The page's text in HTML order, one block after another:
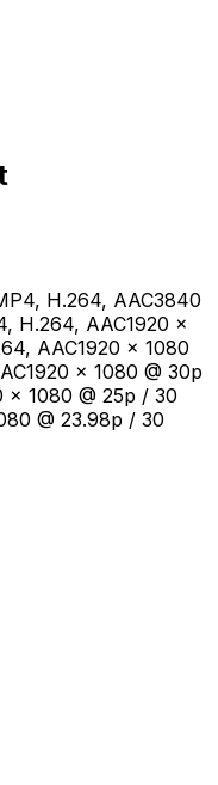
H.264, AAC3840
H.264, AAC1920 x
AAC1920 x 1080
x 1080 @ 30p
x 1080 @ 25p / 30
@ 23.98p / 30